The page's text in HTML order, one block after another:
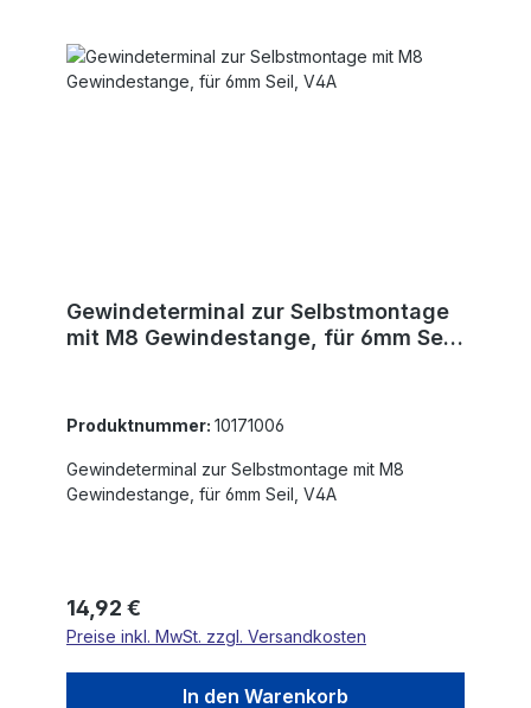
Gewindeterminal zur Selbstmontage
mit M8 Gewindestange, für 6mm Seil,
Produktnummer: 10171006
Gewindeterminal zur Selbstmontage mit M8
Gewindestange, für 6mm Seil, V4A
Regulärer Preis:
14,92 €
Preise inkl. MwSt. zzgl. Versandkosten
In den Warenkorb